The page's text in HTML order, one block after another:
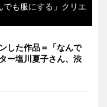
も服にする」クリエ
した作品＝「なんで
ー塩川夏子さん、渋